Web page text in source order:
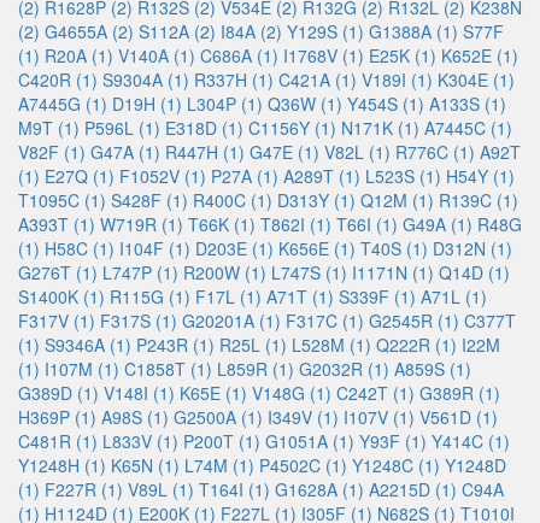
(2) R1628P (2) R132S (2) V534E (2) R132G (2) R132L (2) K238N
(2) G4655A (2) S112A (2) I84A (2) Y129S (1) G1388A (1) S77F
(1) R20A (1) V140A (1) C686A (1) I1768V (1) E25K (1) K652E (1)
C420R (1) S9304A (1) R337H (1) C421A (1) V189I (1) K304E (1)
A7445G (1) D19H (1) L304P (1) Q36W (1) Y454S (1) A133S (1)
M9T (1) P596L (1) E318D (1) C1156Y (1) N171K (1) A7445C (1)
V82F (1) G47A (1) R447H (1) G47E (1) V82L (1) R776C (1) A92T
(1) E27Q (1) F1052V (1) P27A (1) A289T (1) L523S (1) H54Y (1)
T1095C (1) S428F (1) R400C (1) D313Y (1) Q12M (1) R139C (1)
A393T (1) W719R (1) T66K (1) T862I (1) T66I (1) G49A (1) R48G
(1) H58C (1) I104F (1) D203E (1) K656E (1) T40S (1) D312N (1)
G276T (1) L747P (1) R200W (1) L747S (1) I1171N (1) Q14D (1)
S1400K (1) R115G (1) F17L (1) A71T (1) S339F (1) A71L (1)
F317V (1) F317S (1) G20201A (1) F317C (1) G2545R (1) C377T
(1) S9346A (1) P243R (1) R25L (1) L528M (1) Q222R (1) I22M
(1) I107M (1) C1858T (1) L859R (1) G2032R (1) A859S (1)
G389D (1) V148I (1) K65E (1) V148G (1) C242T (1) G389R (1)
H369P (1) A98S (1) G2500A (1) I349V (1) I107V (1) V561D (1)
C481R (1) L833V (1) P200T (1) G1051A (1) Y93F (1) Y414C (1)
Y1248H (1) K65N (1) L74M (1) P4502C (1) Y1248C (1) Y1248D
(1) F227R (1) V89L (1) T164I (1) G1628A (1) A2215D (1) C94A
(1) H1124D (1) E200K (1) F227L (1) I305F (1) N682S (1) T1010I